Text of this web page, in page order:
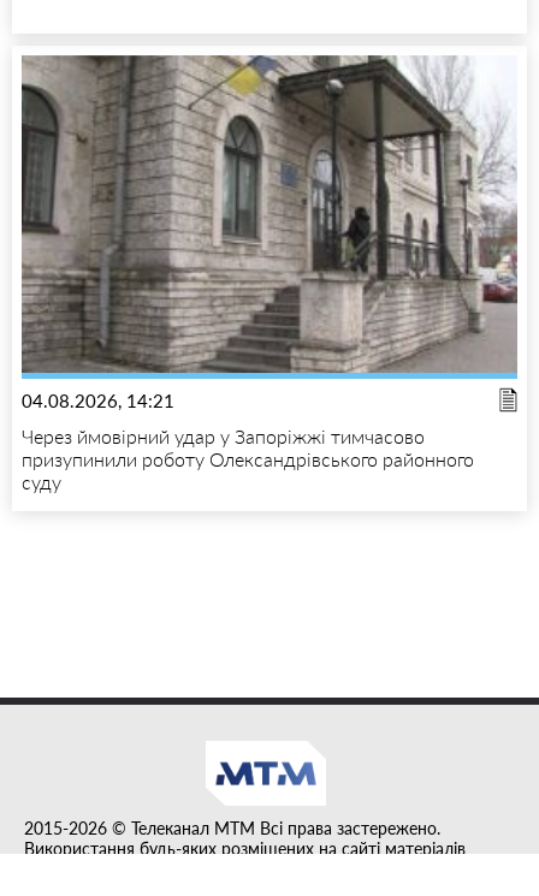
04.08.2026, 14:21
Через ймовірний удар у Запоріжжі тимчасово
призупинили роботу Олександрівського районного
суду
2015-2026 © Телеканал MTM Всі права застережено.
Використання будь-яких розміщених на сайті матеріалів